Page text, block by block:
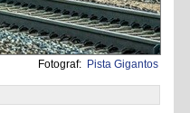
Fotograf: Pista Gigantos